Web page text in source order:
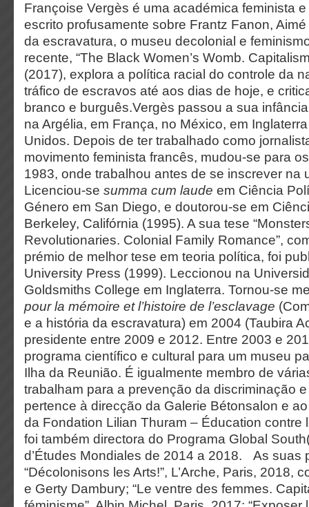
Françoise Vergès é uma académica feminista
escrito profusamente sobre Frantz Fanon,
da escravatura, o museu decolonial e
recente, “The Black Women’s Womb.
(2017), explora a política racial do controle da
tráfico de escravos até aos dias de hoje, e
branco e burguês.Vergès passou a sua
na Argélia, em França, no México, em
Unidos. Depois de ter trabalhado como
movimento feminista francês, mudou-se para
1983, onde trabalhou antes de se inscrever na
Licenciou-se summa cum laude em Ciência
Género em San Diego, e doutorou-se em
Berkeley, Califórnia (1995). A sua tese
Revolutionaries. Colonial Family Romance”,
prémio de melhor tese em teoria política, foi
University Press (1999). Leccionou na
Goldsmiths College em Inglaterra. Tornou-se
pour la mémoire et l’histoire de l’esclavage
e a história da escravatura) em 2004 (Taubira
presidente entre 2009 e 2012. Entre 2003 e
programa científico e cultural para um museu
Ilha da Reunião. É igualmente membro de
trabalham para a prevenção da discriminação
pertence à direcção da Galerie Bétonsalon e
da Fondation Lilian Thuram – Éducation contre
foi também directora do Programa Global
d’Études Mondiales de 2014 a 2018. As suas
“Décolonisons les Arts!”, L’Arche, Paris, 2018,
e Gerty Dambury; “Le ventre des femmes.